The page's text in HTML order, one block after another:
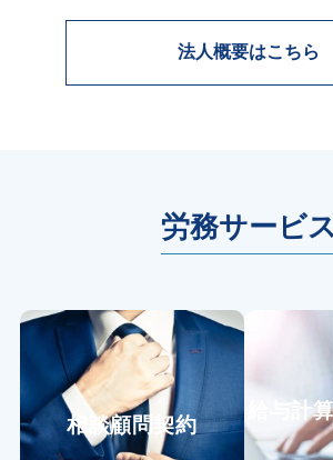
法人概要はこちら
労務サービス
相談顧問契約
給与計